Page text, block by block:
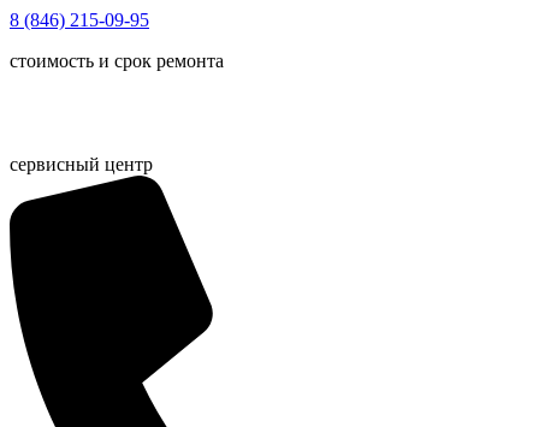
Перейти
содержимому
8 (846) 215-09-95
стоимость и срок ремонта
сервисный центр